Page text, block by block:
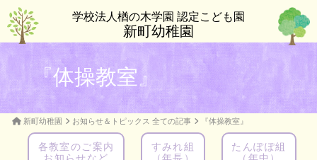
学校法人楢の木学園 認定こども園
新町幼稚園
『体操教室』
新町幼稚園 お知らせ＆トピックス 全ての記事 『体操教室』
各教室のご案内
お知らせなど
すみれ組
（年長）
たんぽぽ組
（年中）